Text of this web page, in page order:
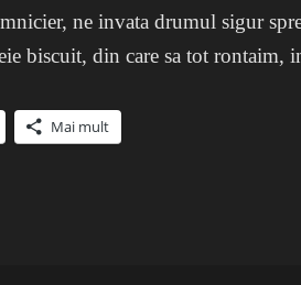
ne invata drumul sigur
biscuit, din care sa tot rontaim,
Mai mult